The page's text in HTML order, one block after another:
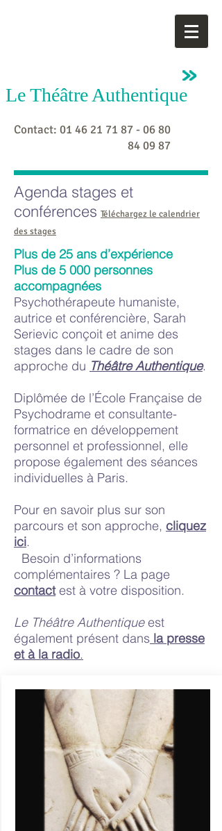
Le Théâtre Authentique
Contact: 01 46 21 71 87 - 06 80
8409 87
Agenda stages et
conférences Téléchargez le calendrier
des stages
Plus de 25 ans d’expérience
Plus de 5 000 personnes
accompagnées
Psychothérapeute humaniste,
autrice et conférencière, Sarah
Serievic conçoit et anime des
stages dans le cadre de son
approche du Théâtre Authentique.
Diplômée de l’École Française de
Psychodrame et consultante-
formatrice en développement
personnel et professionnel, elle
propose également des séances
individuelles à Paris.
Pour en savoir plus sur son
parcours et son approche, cliquez
ici.
Besoin d’informations
complémentaires ? La page
contactest à votre disposition.
Le Théâtre Authentiqueest
également présent dans la presse
et à la radio.